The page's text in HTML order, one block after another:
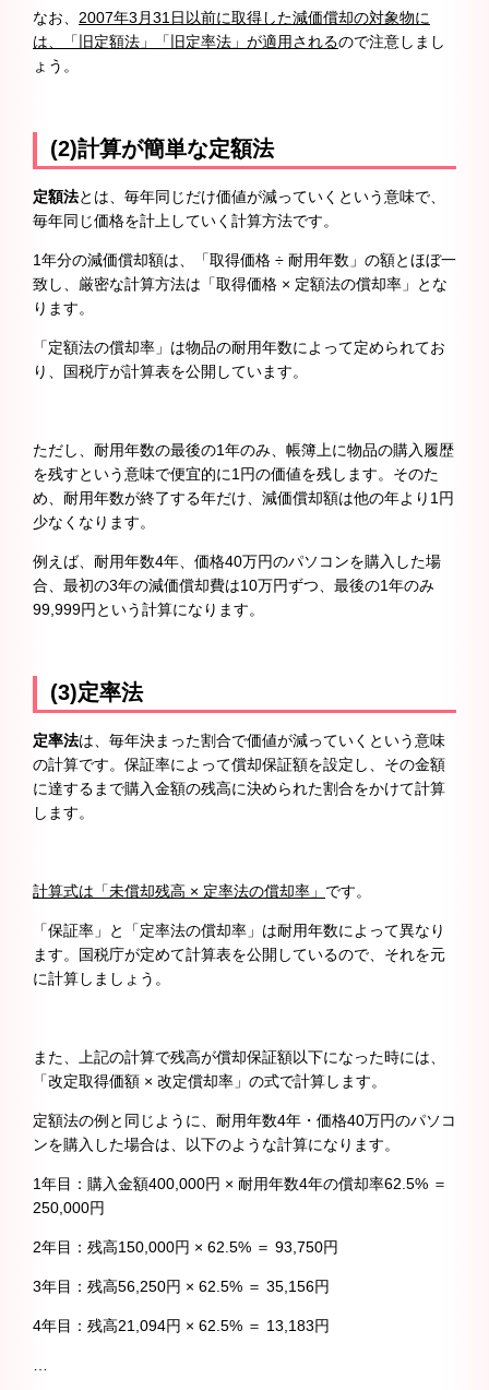
なお、 2007年3月31日以前に取得した減価償却の対象物に
は、「旧定額法」「旧定率法」が適用されるので注意しまし
ょう。
(2)計算が簡単な定額法
定額法とは、毎年同じだけ価値が減っていくという意味で、
毎年同じ価格を計上していく計算方法です。
1年分の減価償却額は、「取得価格 ÷ 耐用年数」の額とほぼ一
致し、厳密な計算方法は「取得価格 × 定額法の償却率」とな
ります。
「定額法の償却率」は物品の耐用年数によって定められてお
り、国税庁が計算表を公開しています。
ただし、耐用年数の最後の1年のみ、帳簿上に物品の購入履歴
を残すという意味で便宜的に1円の価値を残します。そのた
め、耐用年数が終了する年だけ、減価償却額は他の年より1円
少なくなります。
例えば、耐用年数4年、価格40万円のパソコンを購入した場
合、最初の3年の減価償却費は10万円ずつ、最後の1年のみ
99,999円という計算になります。
(3)定率法
定率法は、毎年決まった割合で価値が減っていくという意味
の計算です。保証率によって償却保証額を設定し、その金額
に達するまで購入金額の残高に決められた割合をかけて計算
します。
計算式は「未償却残高 × 定率法の償却率」 です。
「保証率」と「定率法の償却率」は耐用年数によって異なり
ます。国税庁が定めて計算表を公開しているので、それを元
に計算しましょう。
また、上記の計算で残高が償却保証額以下になった時には、
「改定取得価額 × 改定償却率」の式で計算します。
定額法の例と同じように、耐用年数4年・価格40万円のパソコ
ンを購入した場合は、以下のような計算になります。
1年目：購入金額400,000円 × 耐用年数4年の償却率62.5% ＝
250,000円
2年目：残高150,000円 × 62.5% ＝ 93,750円
3年目：残高56,250円 × 62.5% ＝ 35,156円
4年目：残高21,094円 × 62.5% ＝ 13,183円